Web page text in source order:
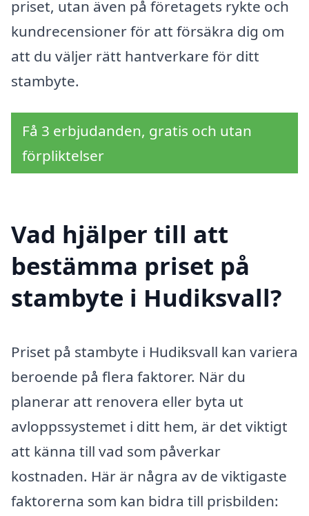
priset, utan även på företagets rykte och
kundrecensioner för att försäkra dig om
att du väljer rätt hantverkare för ditt
stambyte.
Få 3 erbjudanden, gratis och utan
förpliktelser
Vad hjälper till att
bestämma priset på
stambyte i Hudiksvall?
Priset på stambyte i Hudiksvall kan variera
beroende på flera faktorer. När du
planerar att renovera eller byta ut
avloppssystemet i ditt hem, är det viktigt
att känna till vad som påverkar
kostnaden. Här är några av de viktigaste
faktorerna som kan bidra till prisbilden: